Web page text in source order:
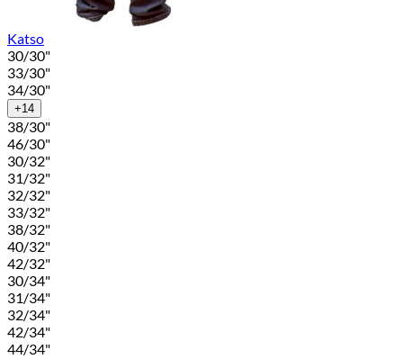
Katso
30/30"
33/30"
34/30"
+14
38/30"
46/30"
30/32"
31/32"
32/32"
33/32"
38/32"
40/32"
42/32"
30/34"
31/34"
32/34"
42/34"
44/34"